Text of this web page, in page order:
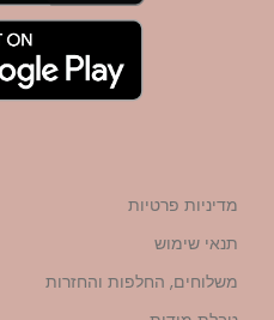
מדיניות פרטיות
תנאי שימוש
משלוחים, החלפות והחזרות